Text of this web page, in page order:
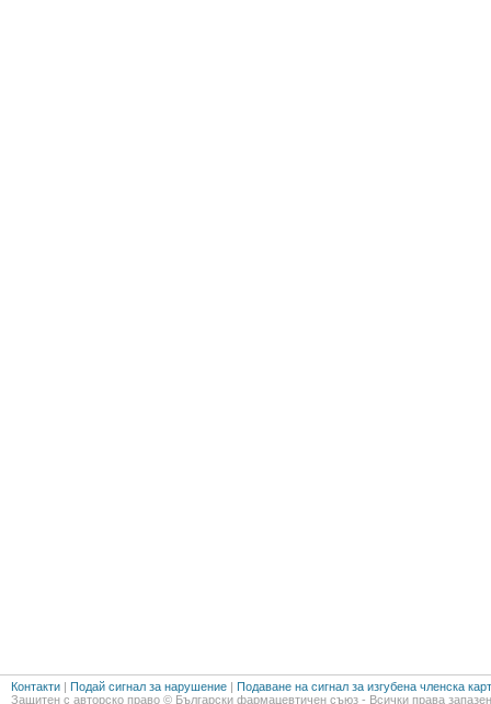
Контакти | Подай сигнал за нарушение | Подаване на сигнал за изгубена членска
Защитен с авторско право © Български фармацевтичен съюз - Всички права